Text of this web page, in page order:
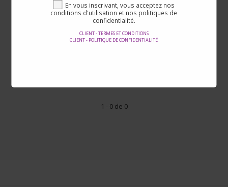
En vous inscrivant, vous acceptez nos
conditions d'utilisation et nos politiques de
confidentialité.
CLIENT - TERMES ET CONDITIONS
CLIENT - POLITIQUE DE CONFIDENTIALITÉ
-
1 - 0 de 0